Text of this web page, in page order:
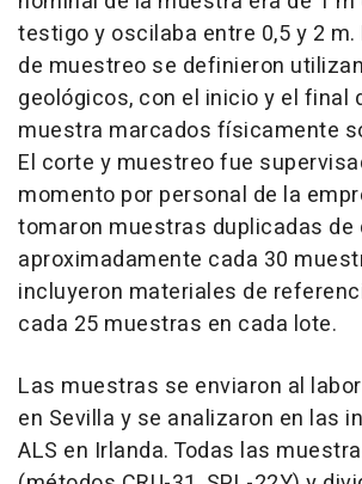
testigo y oscilaba entre 0,5 y 2
de muestreo se definieron
geológicos, con el inicio y el final
muestra marcados físicamente
El corte y muestreo fue
momento por personal de la
tomaron muestras duplicadas de
aproximadamente cada 30
incluyeron materiales de
cada 25 muestras en cada lote.
Las muestras se enviaron al
en Sevilla y se analizaron en las
ALS en Irlanda. Todas las